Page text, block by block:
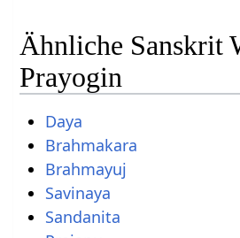
Ähnliche Sanskrit
Prayogin
Daya
Brahmakara
Brahmayuj
Savinaya
Sandanita